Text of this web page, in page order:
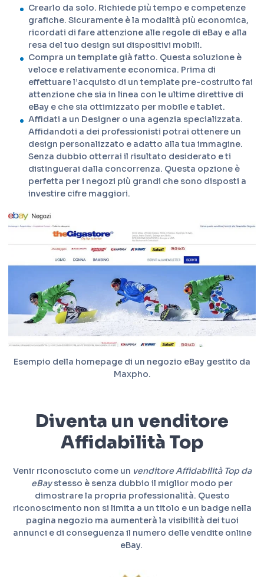
Crearlo da solo. Richiede più tempo e competenze
grafiche. Sicuramente è la modalità più economica,
ricordati di fare attenzione alle regole di eBay e alla
resa del tuo design sui dispositivi mobili.
Compra un template già fatto. Questa soluzione è
veloce e relativamente economica. Prima di
effettuare l’acquisto di un template pre-costruito fai
attenzione che sia in linea con le ultime direttive di
eBay e che sia ottimizzato per mobile e tablet.
Affidati a un Designer o una agenzia specializzata.
Affidandoti a dei professionisti potrai ottenere un
design personalizzato e adatto alla tua immagine.
Senza dubbio otterrai il risultato desiderato e ti
distinguerai dalla concorrenza. Questa opzione è
perfetta per i negozi più grandi che sono disposti a
investire cifre maggiori.
Esempio della homepage di un negozio eBay gestito da
Maxpho.
Diventa un venditore
Affidabilità Top
Venir riconosciuto come un venditore Affidabilità Top da
eBay stesso è senza dubbio il miglior modo per
dimostrare la propria professionalità. Questo
riconoscimento non si limita a un titolo e un badge nella
pagina negozio ma aumenterà la visibilità dei tuoi
annunci e di conseguenza il numero delle vendite online
eBay.